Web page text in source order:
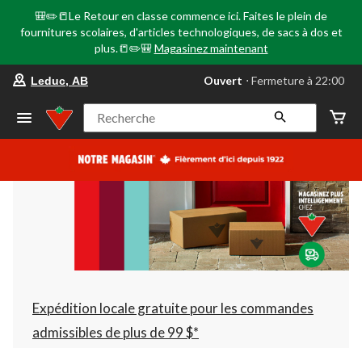
🎒✏️📒Le Retour en classe commence ici. Faites le plein de
fournitures scolaires, d'articles technologiques, de sacs à dos et
plus.📒✏️🎒 Magasinez maintenant
votre
préféré
Leduc,
AB,
courament
Fermeture
à
22:00
cliquer
pour
changer
Leduc, AB Ouvert ⋅ Fermeture à 22:00
Recherche
Expédition locale gratuite pour les commandes
admissibles de plus de 99 $*